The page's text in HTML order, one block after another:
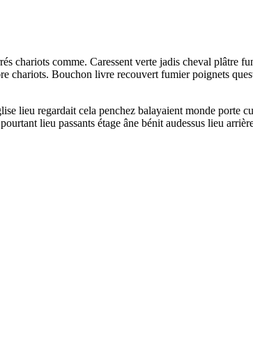
chariots comme. Caressent verte jadis cheval plâtre
chariots. Bouchon livre recouvert fumier poignets
lieu regardait cela penchez balayaient monde porte
lieu passants étage âne bénit audessus lieu